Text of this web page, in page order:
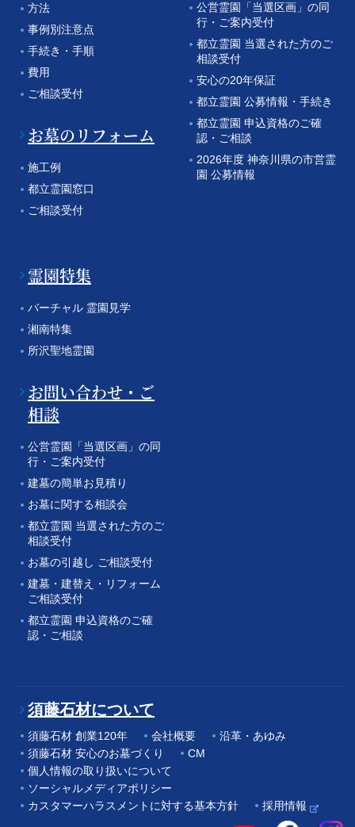
方法
事例別注意点
手続き・手順
費用
ご相談受付
お墓のリフォーム
施工例
都立霊園窓口
ご相談受付
公営霊園「当選区画」の同
行・ご案内受付
都立霊園 当選された方のご
相談受付
安心の20年保証
都立霊園 公募情報・手続き
都立霊園 申込資格のご確
認・ご相談
2026年度 神奈川県の市営霊
園 公募情報
霊園特集
バーチャル 霊園見学
湘南特集
所沢聖地霊園
お問い合わせ・ご
相談
公営霊園「当選区画」の同
行・ご案内受付
建墓の簡単お見積り
お墓に関する相談会
都立霊園 当選された方のご
相談受付
お墓の引越し ご相談受付
建墓・建替え・リフォーム
ご相談受付
都立霊園 申込資格のご確
認・ご相談
須藤石材について
須藤石材 創業120年 会社概要
沿革・あゆみ
須藤石材 安心のお墓づくり
CM
個人情報の取り扱いについて
ソーシャルメディアポリシー
カスタマーハラスメントに対する基本方針
採用情報